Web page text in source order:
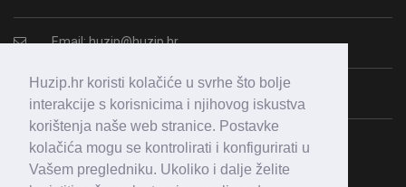
Huzip.hr koristi kolačiće u svrhe što bolje
interakcije s korisnicima i njihovog iskustva
korištenja naše web stranice. Postavke
kolačića mogu se kontrolirati i konfigurirati u
Vašem pregledniku. Ukoliko i dalje želite
Email:huzip@huzip.hr
OIB: 43987938364